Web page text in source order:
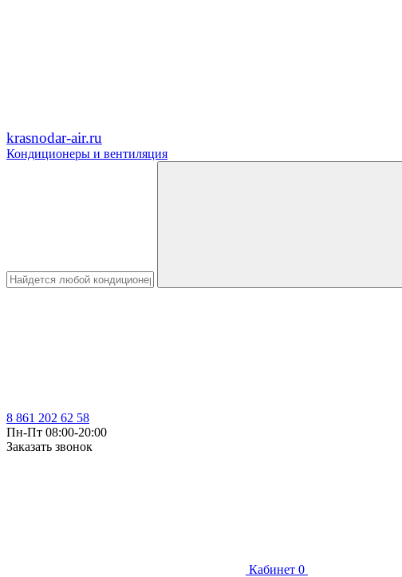
krasnodar-air.ru
Кондиционеры и вентиляция
8 861 202 62 58
Пн-Пт 08:00-20:00
Заказать звонок
Кабинет 0